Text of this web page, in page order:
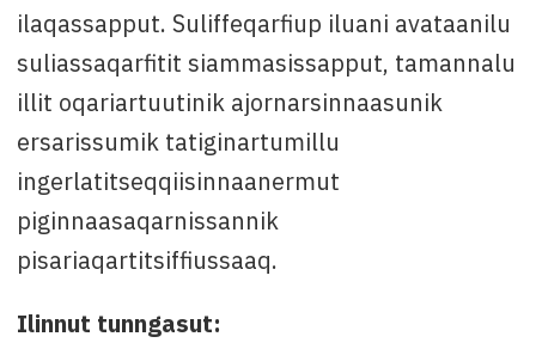
ilaqassapput. Suliffeqarfiup iluani avataanilu
suliassaqarfitit siammasissapput, tamannalu
illit oqariartuutinik ajornarsinnaasunik
ersarissumik tatiginartumillu
ingerlatitseqqiisinnaanermut
piginnaasaqarnissannik
pisariaqartitsiffiussaaq.
Ilinnut tunngasut: